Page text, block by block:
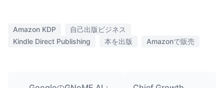
Amazon KDP
自己出版ビジネス
Kindle Direct Publishing
本を出版 Amazonで販売